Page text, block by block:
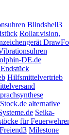
Blindshell3
Rollar.vision,
DE.de
Hilfsmittelvertrieb
alternative
Seika-
für
Milestone